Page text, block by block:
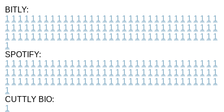
BITLY:
1 1 1 1 1 1 1 1 1 1 1 1 1 1 1 1 1 1 1 1 1 1 1 1 1 1 1 1 1 1 1 1 1
1 1 1 1 1 1 1 1 1 1 1 1 1 1 1 1 1 1 1 1 1 1 1 1 1 1 1 1 1 1 1 1 1
1 1 1 1 1 1 1 1 1 1 1 1 1 1 1 1 1 1 1 1 1 1 1 1 1 1 1 1 1 1 1 1 1
1
SPOTIFY:
1 1 1 1 1 1 1 1 1 1 1 1 1 1 1 1 1 1 1 1 1 1 1 1 1 1 1 1 1 1 1 1 1
1 1 1 1 1 1 1 1 1 1 1 1 1 1 1 1 1 1 1 1 1 1 1 1 1 1 1 1 1 1 1 1 1
1 1 1 1 1 1 1 1 1 1 1 1 1 1 1 1 1 1 1 1 1 1 1 1 1 1 1 1 1 1 1 1 1
1
CUTTLY BIO:
1